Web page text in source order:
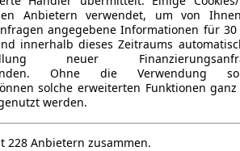
Anbietern verwendet, um von
angegebene Informationen für 30
innerhalb dieses Zeitraums
neuer
Ohne die Verwendung
solche erweiterten Funktionen
werden.
228 Anbietern zusammen.